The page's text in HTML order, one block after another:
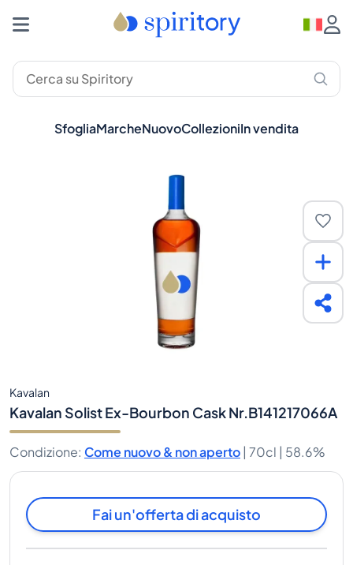
SfogliaMarcheNuovoCollezioniIn vendita
Kavalan
Kavalan Solist Ex-Bourbon Cask Nr.B141217066A
Condizione: Come nuovo & non aperto | 70cl | 58.6%
Fai un'offerta di acquisto